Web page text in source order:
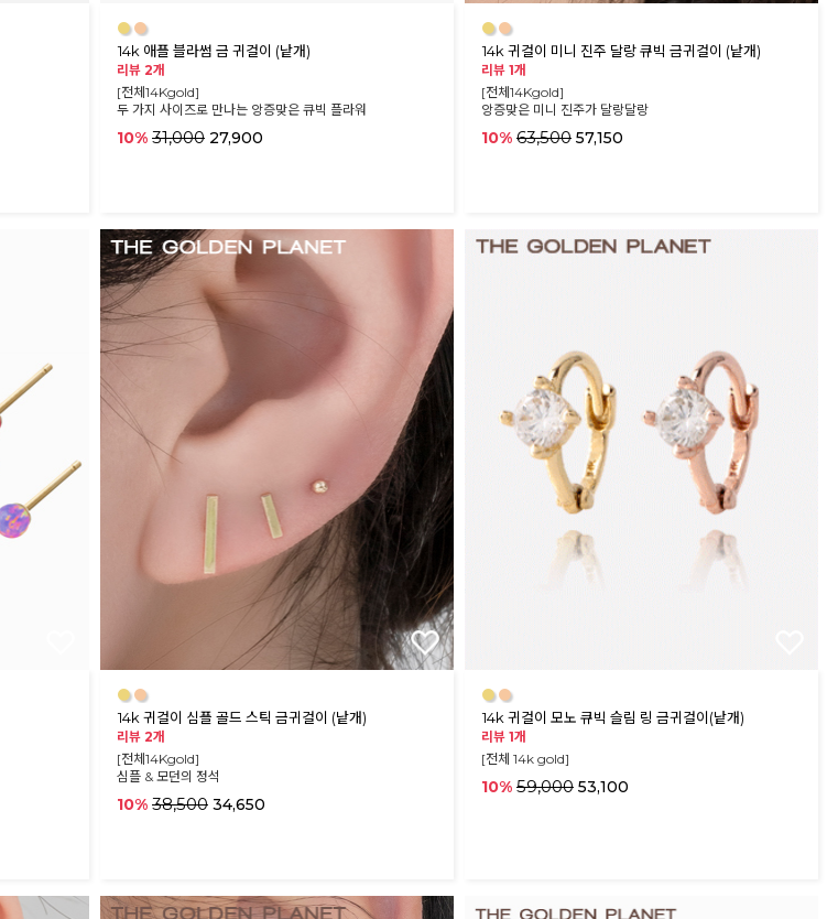
● ●
14k 애플 블라썸 금 귀걸이 (낱개)
리뷰 2개
[전체14Kgold]
두 가지 사이즈로 만나는 앙증맞은 큐빅 플라워
10% 31,000 27,900
● ●
14k 귀걸이 미니 진주 달랑 큐빅 금귀걸이 (낱개)
리뷰 1개
[전체14Kgold]
앙증맞은 미니 진주가 달랑달랑
10% 63,500 57,150
● ●
14k 귀걸이 심플 골드 스틱 금귀걸이 (낱개)
리뷰 2개
[전체14Kgold]
심플 & 모던의 정석
10% 38,500 34,650
● ●
14k 귀걸이 모노 큐빅 슬림 링 금귀걸이(낱개)
리뷰 1개
[전체 14k gold]
10% 59,000 53,100